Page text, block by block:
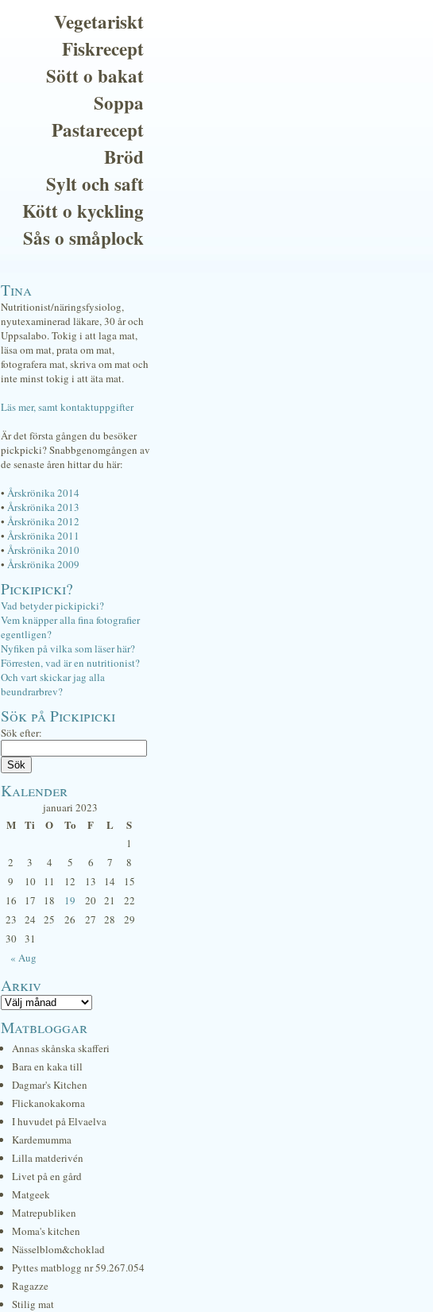
Vegetariskt
Fiskrecept
Sött o bakat
Soppa
Pastarecept
Bröd
Sylt och saft
Kött o kyckling
Sås o småplock
Tina
Nutritionist/näringsfysiolog,
nyutexaminerad läkare, 30 år och
Uppsalabo. Tokig i att laga mat,
läsa om mat, prata om mat,
fotografera mat, skriva om mat och
inte minst tokig i att äta mat.
Läs mer, samt kontaktuppgifter
Är det första gången du besöker
pickpicki? Snabbgenomgången av
de senaste åren hittar du här:
• Årskrönika 2014
• Årskrönika 2013
• Årskrönika 2012
• Årskrönika 2011
• Årskrönika 2010
• Årskrönika 2009
Pickipicki?
Vad betyder pickipicki?
Vem knäpper alla fina fotografier
egentligen?
Nyfiken på vilka som läser här?
Förresten, vad är en nutritionist?
Och vart skickar jag alla
beundrarbrev?
Sök på Pickipicki
Sök efter:
Kalender
januari 2023
M Ti O To F L S
« Aug
1
2
3 4 5 6 7
8
9
10 11 12 13 14
15
16
17 18 19 20 21
22
23
24 25 26 27 28
29
30 31
Arkiv
Matbloggar
Annas skånska skafferi
Bara en kaka till
Dagmar's Kitchen
Flickanokakorna
I huvudet på Elvaelva
Kardemumma
Lilla matderivén
Livet på en gård
Matgeek
Matrepubliken
Moma's kitchen
Nässelblom&choklad
Pyttes matblogg nr 59.267.054
Ragazze
Stilig mat